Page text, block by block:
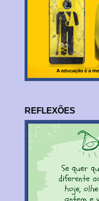
REFLEXÕES